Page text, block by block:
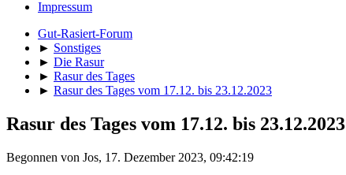
Impressum
Gut-Rasiert-Forum
► Sonstiges
► Die Rasur
► Rasur des Tages
► Rasur des Tages vom 17.12. bis 23.12.2023
Rasur des Tages vom 17.12. bis 23.12.2023
Begonnen von Jos, 17. Dezember 2023, 09:42:19